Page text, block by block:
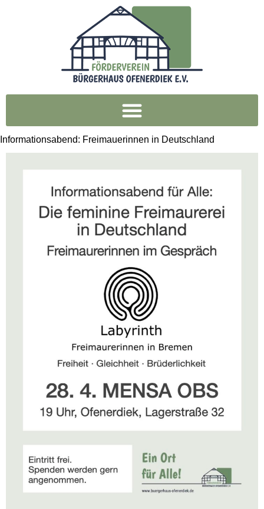
Informationsabend: Freimauerinnen in Deutschland